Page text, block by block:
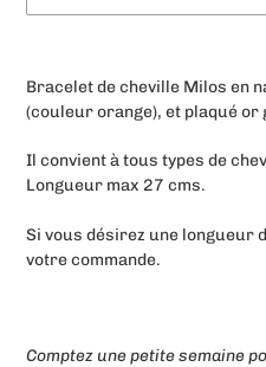
à
votre
panier
Bracelet de cheville Milos en
(couleur orange), et plaqué
Il convient à tous types de
Longueur max 27 cms.
Si vous désirez une longueur
votre commande.
Comptez une petite semaine